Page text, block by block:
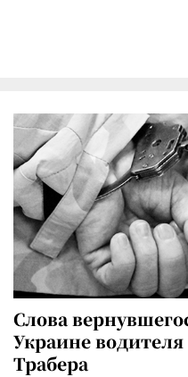
Слова
Украине водителя
Трабера